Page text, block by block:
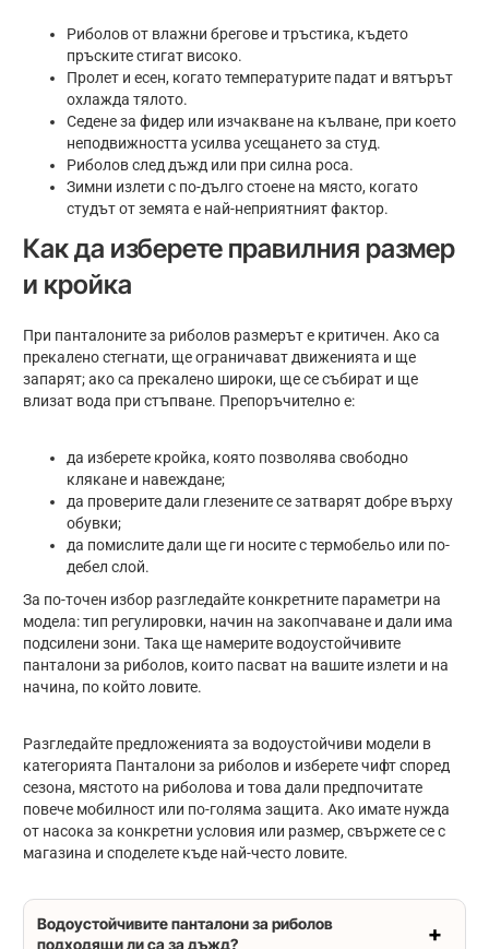
Риболов от влажни брегове и тръстика, където
пръските стигат високо.
Пролет и есен, когато температурите падат и вятърът
охлажда тялото.
Седене за фидер или изчакване на кълване, при което
неподвижността усилва усещането за студ.
Риболов след дъжд или при силна роса.
Зимни излети с по-дълго стоене на място, когато
студът от земята е най-неприятният фактор.
Как да изберете правилния размер
и кройка
При панталоните за риболов размерът е критичен. Ако са
прекалено стегнати, ще ограничават движенията и ще
запарят; ако са прекалено широки, ще се събират и ще
влизат вода при стъпване. Препоръчително е:
да изберете кройка, която позволява свободно
клякане и навеждане;
да проверите дали глезените се затварят добре върху
обувки;
да помислите дали ще ги носите с термобельо или по-
дебел слой.
За по-точен избор разгледайте конкретните параметри на
модела: тип регулировки, начин на закопчаване и дали има
подсилени зони. Така ще намерите водоустойчивите
панталони за риболов, които пасват на вашите излети и на
начина, по който ловите.
Разгледайте предложенията за водоустойчиви модели в
категорията Панталони за риболов и изберете чифт според
сезона, мястото на риболова и това дали предпочитате
повече мобилност или по-голяма защита. Ако имате нужда
от насока за конкретни условия или размер, свържете се с
магазина и споделете къде най-често ловите.
Водоустойчивите панталони за риболов
подходящи ли са за дъжд?